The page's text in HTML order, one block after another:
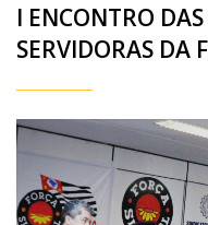
I ENCONTRO
SERVIDORAS DA